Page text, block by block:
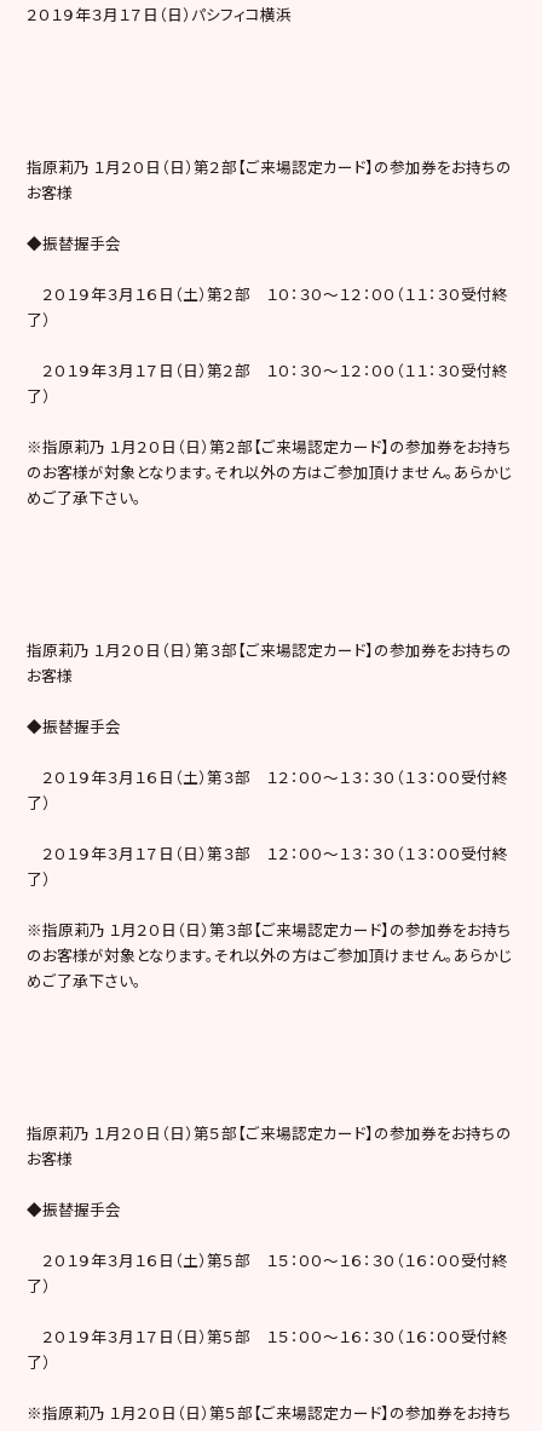
２０１９年３月１７日（日）パシフィコ横浜
指原莉乃 １月２０日（日）第２部【ご来場認定カード】の参加券をお持ちの
お客様
◆振替握手会
２０１９年３月１６日（土）第２部 １０：３０～１２：００（１１：３０受付終
了）
２０１９年３月１７日（日）第２部 １０：３０～１２：００（１１：３０受付終
了）
※指原莉乃 １月２０日（日）第２部【ご来場認定カード】の参加券をお持ち
のお客様が対象となります。それ以外の方はご参加頂けません。あらかじ
めご了承下さい。
指原莉乃 １月２０日（日）第３部【ご来場認定カード】の参加券をお持ちの
お客様
◆振替握手会
２０１９年３月１６日（土）第３部 １２：００～１３：３０（１３：００受付終
了）
２０１９年３月１７日（日）第３部 １２：００～１３：３０（１３：００受付終
了）
※指原莉乃 １月２０日（日）第３部【ご来場認定カード】の参加券をお持ち
のお客様が対象となります。それ以外の方はご参加頂けません。あらかじ
めご了承下さい。
指原莉乃 １月２０日（日）第５部【ご来場認定カード】の参加券をお持ちの
お客様
◆振替握手会
２０１９年３月１６日（土）第５部 １５：００～１６：３０（１６：００受付終
了）
２０１９年３月１７日（日）第５部 １５：００～１６：３０（１６：００受付終
了）
※指原莉乃 １月２０日（日）第５部【ご来場認定カード】の参加券をお持ち